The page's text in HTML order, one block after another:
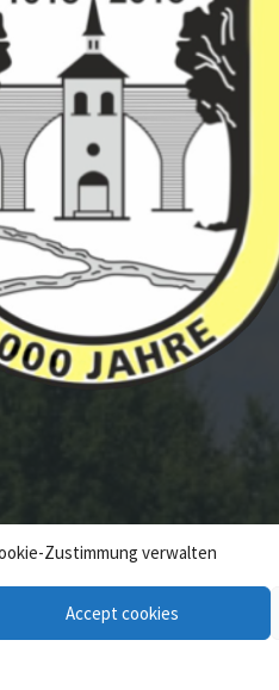
Zustimmung verwalten
Accept cookies